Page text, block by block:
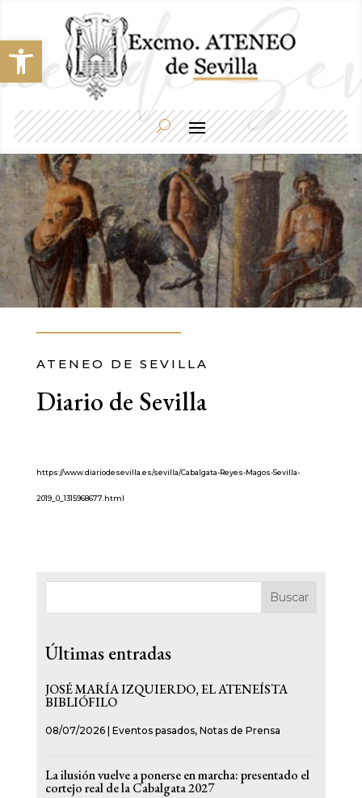
Abrir barra de herramientas
ATENEO DE SEVILLA
Diario de Sevilla
https://www.diariodesevilla.es/sevilla/Cabalgata-Reyes-Magos-Sevilla-
2019_0_1315968677.html
Buscar
Últimas entradas
JOSÉ MARÍA IZQUIERDO, EL ATENEÍSTA
BIBLIÓFILO
08/07/2026| Eventos pasados, Notas de Prensa
La ilusión vuelve a ponerse en marcha: presentado el
cortejo real de la Cabalgata 2027